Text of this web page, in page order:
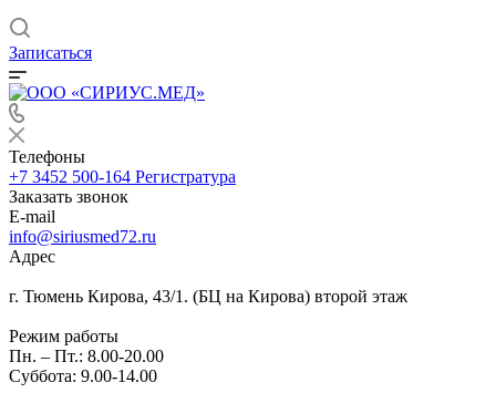
Записаться
Телефоны
+7 3452 500-164 Регистратура
Заказать звонок
E-mail
info@siriusmed72.ru
Адрес
г. Тюмень Кирова, 43/1. (БЦ на Кирова) второй этаж
Режим работы
Пн. – Пт.: 8.00-20.00
Суббота: 9.00-14.00